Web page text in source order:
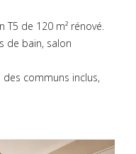
de 120 m² rénové.
de bain, salon
communs inclus,